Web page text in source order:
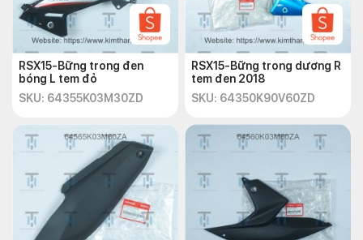
RSX15-Bững trong đen
bóng L tem đỏ
SKU: 64355K03M30ZD
RSX15-Bững trong dương R
tem đen 2018
SKU: 64350K90V60ZD